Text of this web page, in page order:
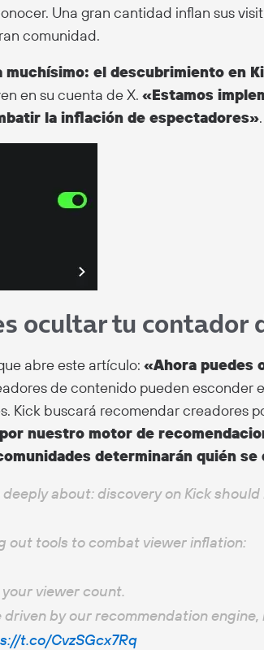
Una gran cantidad inflan sus
comunidad.
el descubrimiento en
en su cuenta de X. «Estamos
la inflación de espectadores».
ocultar tu contador
abre este artículo: «Ahora puedes
de contenido pueden esconder
Kick buscará recomendar creadores
nuestro motor de
determinarán quién se
about: discovery on Kick
out tools to combat viewer inflation:
viewer count.
by our recommendation
t.co/CvzSGcx7Rq